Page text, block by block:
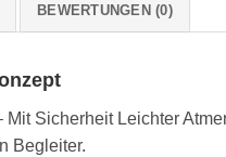
BEWERTUNGEN (0)
Sicherheit Leichter
Begleiter.